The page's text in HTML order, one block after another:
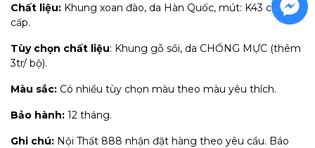
Chất liệu: Khung xoan đào, da Hàn Quốc, mút: K43 cao
cấp.
Tùy chọn chất liệu: Khung gỗ sồi, da CHỐNG MỰC (thêm
3tr/ bộ).
Màu sắc: Có nhiều tùy chọn màu theo màu yêu thích.
Bảo hành: 12 tháng.
Ghi chú: Nội Thất 888 nhận đặt hàng theo yêu cầu. Báo